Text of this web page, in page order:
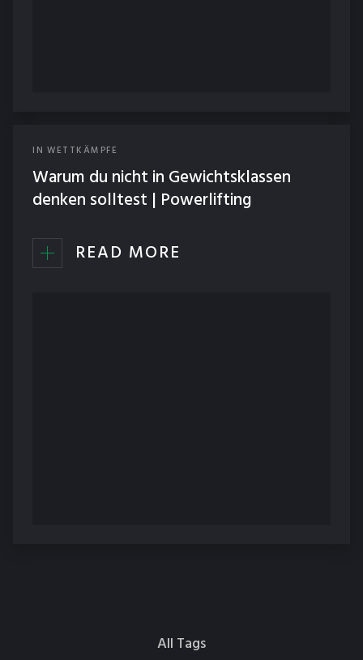
IN WETTKÄMPFE
Warum du nicht in Gewichtsklassen
denken solltest | Powerlifting
READ MORE
All Tags